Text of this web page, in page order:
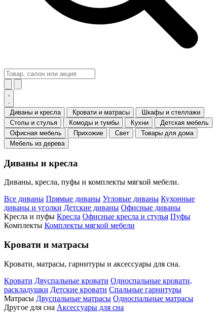
Диваны и кресла Кровати и матрасы
Шкафы и стеллажи
Столы и стулья
Комоды и тумбы Кухни
Детская мебель
Офисная мебель
Прихожие Свет
Товары для дома
Мебель из дерева
Диваны и кресла
Диваны, кресла, пуфы и комплекты мягкой мебели.
Все диваны Прямые диваны Угловые диваны Кухонные
диваны и уголки Детские диваны Офисные диваны
Кресла и пуфы Кресла Офисные кресла и стулья Пуфы
Комплекты Комплекты мягкой мебели
Кровати и матрасы
Кровати, матрасы, гарнитуры и аксессуары для сна.
Кровати Двуспальные кровати Односпальные кровати,
раскладушки Детские кровати Спальные гарнитуры
Матрасы Двуспальные матрасы Односпальные матрасы
Другое для сна Аксессуары для сна